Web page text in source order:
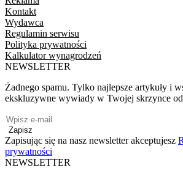
Kontakt
Wydawca
Regulamin serwisu
Polityka prywatności
Kalkulator wynagrodzeń
NEWSLETTER
Żadnego spamu. Tylko najlepsze artykuły i
ekskluzywne wywiady w Twojej skrzynce
Zapisz
Zapisując się na nasz newsletter akceptujesz
prywatności
NEWSLETTER